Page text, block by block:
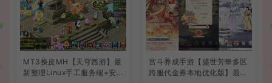
MT3换皮MH【天穹西游】最
新整理Linux手工服务端+安
宫斗养成手游【盛世芳華多区
跨服代金券本地优化版】最新